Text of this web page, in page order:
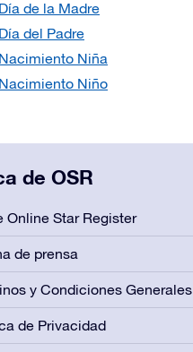
de la Madre
del Padre
Niña
Niño
de OSR
Online Star Register
de prensa
y Condiciones Generales
de Privacidad